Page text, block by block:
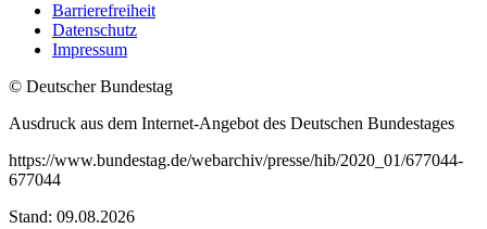
Barrierefreiheit
Datenschutz
Impressum
© Deutscher Bundestag
Ausdruck aus dem Internet-Angebot des Deutschen Bundestages
https://www.bundestag.de/webarchiv/presse/hib/2020_01/677044-
677044
Stand: 09.08.2026